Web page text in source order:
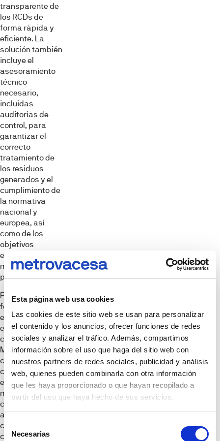
Esta página web usa cookies
Las cookies de este sitio web se usan para personalizar
el contenido y los anuncios, ofrecer funciones de redes
sociales y analizar el tráfico. Además, compartimos
información sobre el uso que haga del sitio web con
nuestros partners de redes sociales, publicidad y análisis
web, quienes pueden combinarla con otra información
que les haya proporcionado o que hayan recopilado a
partir del uso que haya hecho de sus servicios.
Selección
de Necesarias
transparente de
los RCDs de
forma rápida y
eficiente. La
solución también
incluye el
asesoramiento
técnico
necesario,
incluidas
auditorías de
control, para
garantizar el
correcto
tratamiento de
los residuos
generados y el
cumplimiento de
la normativa
nacional y
europea, así
como de los
objetivos
estratégicos
marcados por la
promotora.
Esta iniciativa
forma parte de
estrategia de
economía
circular de
Metrovacesa,
compuesta por
cinco líneas
estratégicas en
materia de
circularidad y 50
acciones
concretas, así
como una línea